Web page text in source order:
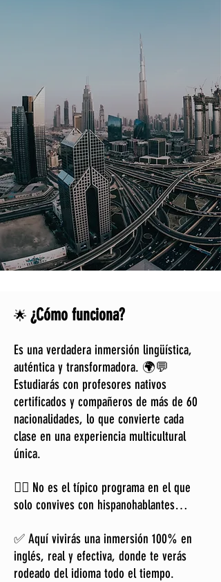
🌟 ¿Cómo funciona?
Es una verdadera inmersión lingüística,
auténtica y transformadora. 🌍💬
Estudiarás con profesores nativos
certificados y compañeros de más de 60
nacionalidades, lo que convierte cada
clase en una experiencia multicultural
única.
🙅‍♂️ No es el típico programa en el que
solo convives con hispanohablantes…
✅ Aquí vivirás una inmersión 100% en
inglés, real y efectiva, donde te verás
rodeado del idioma todo el tiempo.